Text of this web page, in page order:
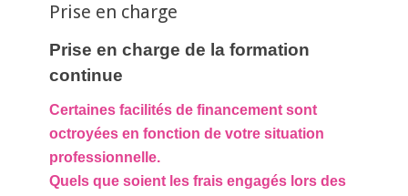
Prise en charge
Prise en charge de la formation
continue
Certaines facilités de financement sont
octroyées en fonction de votre situation
professionnelle.
Quels que soient les frais engagés lors des